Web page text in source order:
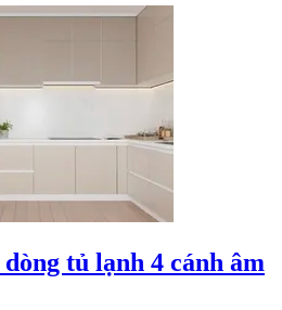
tủ lạnh 4 cánh âm